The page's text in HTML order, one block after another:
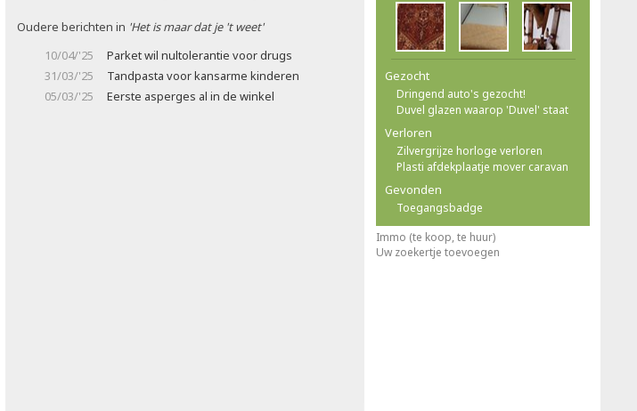
Oudere berichten in 'Het is maar dat je 't weet'
10/04/'25
Parket wil nultolerantie voor drugs
31/03/'25
Tandpasta voor kansarme kinderen
05/03/'25
Eerste asperges al in de winkel
Gezocht
Dringend auto's gezocht!
Duvel glazen waarop 'Duvel' staat
Verloren
Zilvergrijze horloge verloren
Plasti afdekplaatje mover caravan
Gevonden
Toegangsbadge
Immo (te koop, te huur)
Uw zoekertje toevoegen